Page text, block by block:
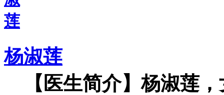
杨淑莲
【医生简介】杨淑莲